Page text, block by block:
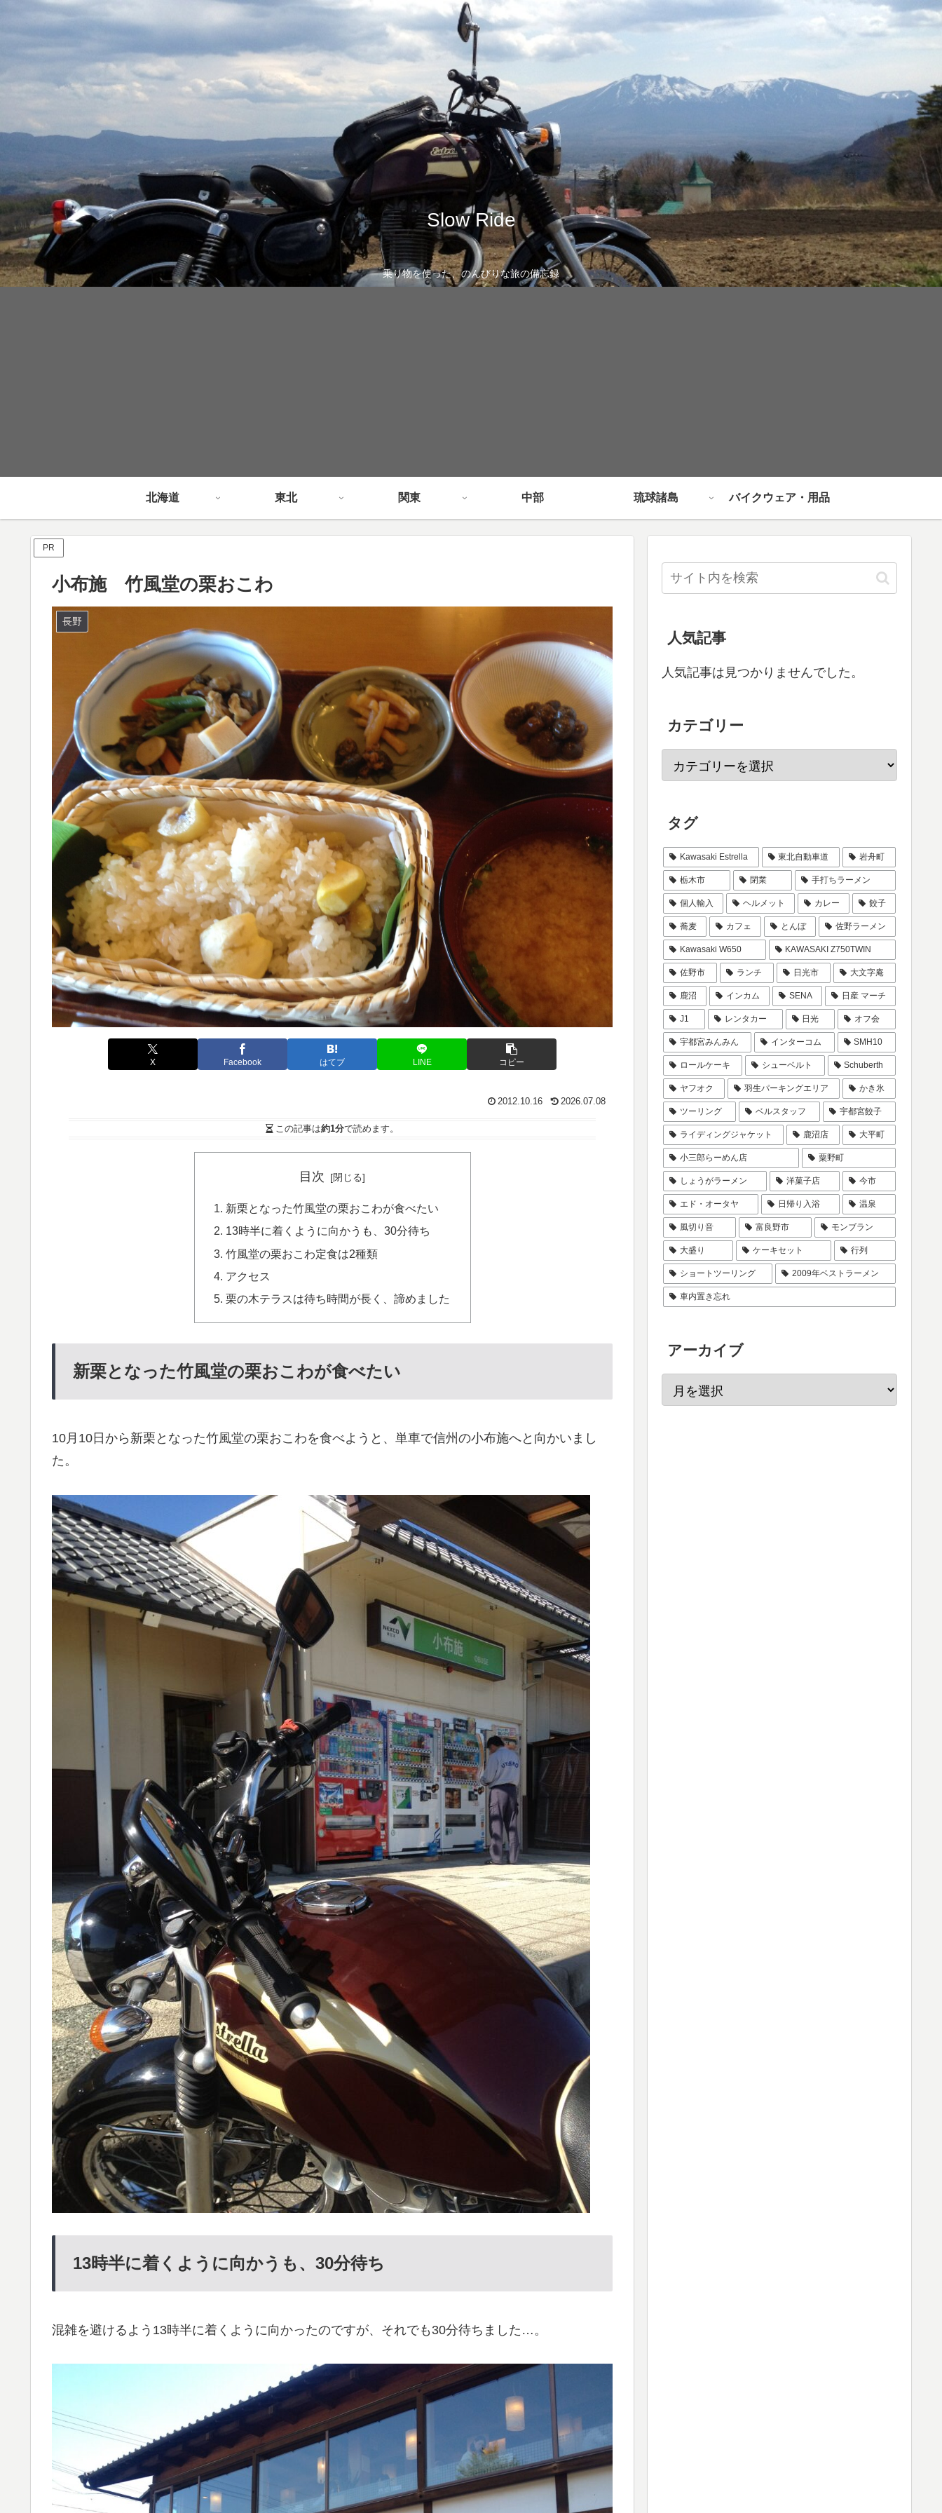
Slow Ride
乗り物を使った、のんびりな旅の備忘録
北海道 東北 関東 中部 琉球諸島 バイクウェア・用品
PR
小布施 竹風堂の栗おこわ
長野
X Facebook はてブ LINE コピー
2012.10.16 2026.07.08
この記事は約1分で読めます。
目次
新栗となった竹風堂の栗おこわが食べたい
13時半に着くように向かうも、30分待ち
竹風堂の栗おこわ定食は2種類
アクセス
栗の木テラスは待ち時間が長く、諦めました
新栗となった竹風堂の栗おこわが食べたい
10月10日から新栗となった竹風堂の栗おこわを食べようと、単車で信州の小布施へと向かいまし
た。
13時半に着くように向かうも、30分待ち
混雑を避けるよう13時半に着くように向かったのですが、それでも30分待ちました…。
人気記事
人気記事は見つかりませんでした。
カテゴリー
タグ
Kawasaki Estrella 東北自動車道 岩舟町
栃木市 閉業 手打ちラーメン
個人輸入 ヘルメット カレー 餃子
蕎麦 カフェ とんぼ 佐野ラーメン
Kawasaki W650 KAWASAKI Z750TWIN
佐野市 ランチ 日光市 大文字庵
鹿沼 インカム SENA 日産 マーチ
J1 レンタカー 日光 オフ会
宇都宮みんみん インターコム SMH10
ロールケーキ シューベルト Schuberth
ヤフオク 羽生パーキングエリア かき氷
ツーリング ベルスタッフ 宇都宮餃子
ライディングジャケット 鹿沼店 大平町
小三郎らーめん店 粟野町
しょうがラーメン 洋菓子店 今市
エド・オータヤ 日帰り入浴 温泉
風切り音 富良野市 モンブラン
大盛り ケーキセット 行列
ショートツーリング 2009年ベストラーメン
車内置き忘れ
アーカイブ